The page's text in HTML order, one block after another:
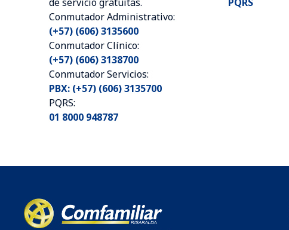
Conmutador Administrativo:
(+57) (606) 3135600
Conmutador Clínico:
(+57) (606) 3138700
Conmutador Servicios:
PBX: (+57) (606) 3135700
PQRS:
01 8000 948787